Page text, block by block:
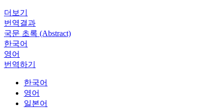
더보기
번역결과
국문 초록 (Abstract)
한국어
영어
번역하기
한국어
영어
일본어